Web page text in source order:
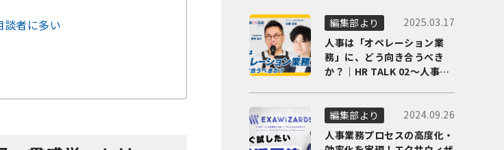
者に多い
編集部より
2025.03.17
人事は「オペレーション業
務」に、どう向き合うべき
か？｜HR TALK 02～人事DX
編集部より
2024.09.26
人事業務プロセスの高度化・